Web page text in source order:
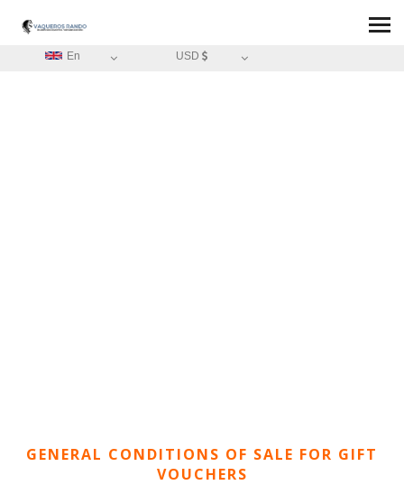
En USD
GENERAL CONDITIONS OF SALE FOR GIFT
VOUCHERS